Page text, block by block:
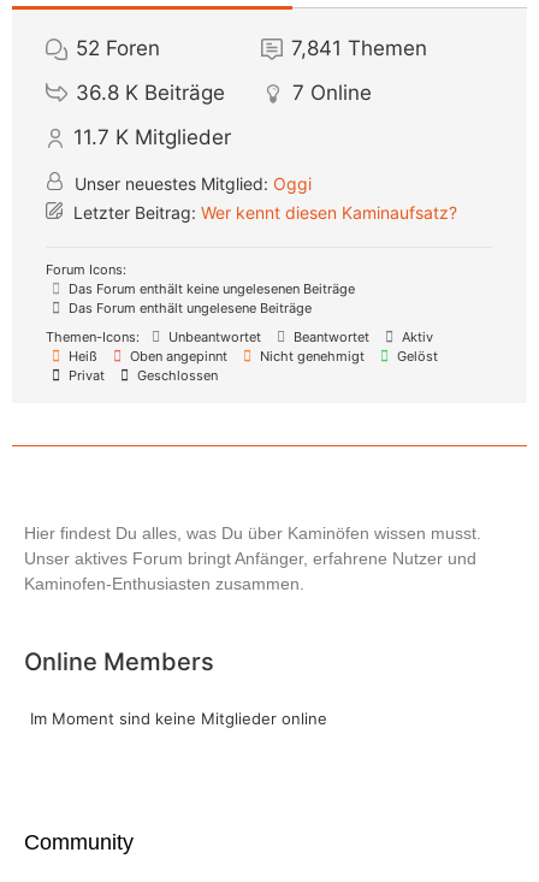
52 Foren 7,841 Themen
36.8 K Beiträge 7 Online
11.7 K Mitglieder
Unser neuestes Mitglied: Oggi
Letzter Beitrag: Wer kennt diesen Kaminaufsatz?
Forum Icons:
Das Forum enthält keine ungelesenen Beiträge
Das Forum enthält ungelesene Beiträge
Themen-Icons:
Unbeantwortet Beantwortet
Aktiv
Heiß
Oben angepinnt Nicht genehmigt
Gelöst
Privat
Geschlossen
Hier findest Du alles, was Du über Kaminöfen wissen musst.
Unser aktives Forum bringt Anfänger, erfahrene Nutzer und
Kaminofen-Enthusiasten zusammen.
Online Members
Im Moment sind keine Mitglieder online
Community